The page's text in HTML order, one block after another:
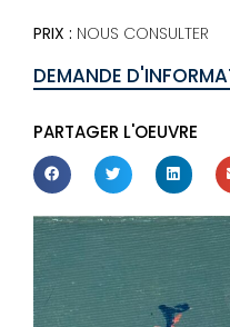
PRIX : NOUS CONSULTER
DEMANDE
PARTAGER L'OEUVRE